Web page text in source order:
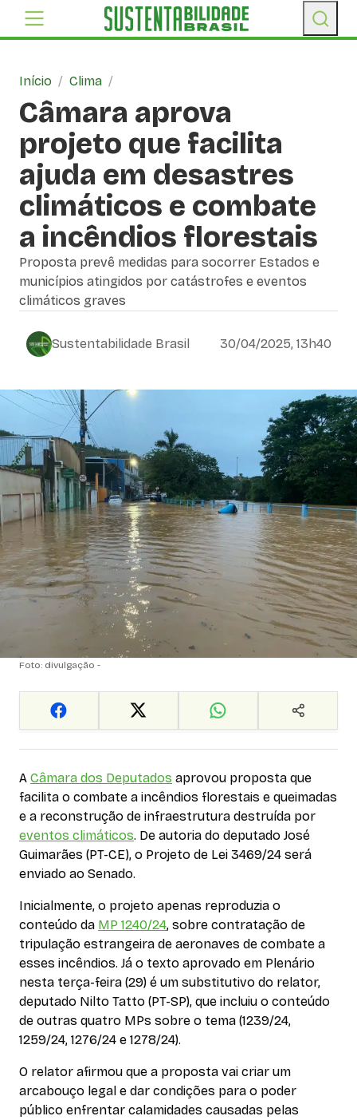
Início / Clima /
Câmara aprova
projeto que facilita
ajuda em desastres
climáticos e combate
a incêndios florestais
Proposta prevê medidas para socorrer Estados e
municípios atingidos por catástrofes e eventos
climáticos graves
Sustentabilidade Brasil 30/04/2025, 13h40
Foto: divulgação -
A Câmara dos Deputados aprovou proposta que
facilita o combate a incêndios florestais e queimadas
e a reconstrução de infraestrutura destruída por
eventos climáticos. De autoria do deputado José
Guimarães (PT-CE), o Projeto de Lei 3469/24 será
enviado ao Senado.
Inicialmente, o projeto apenas reproduzia o
conteúdo da MP 1240/24, sobre contratação de
tripulação estrangeira de aeronaves de combate a
esses incêndios. Já o texto aprovado em Plenário
nesta terça-feira (29) é um substitutivo do relator,
deputado Nilto Tatto (PT-SP), que incluiu o conteúdo
de outras quatro MPs sobre o tema (1239/24,
1259/24, 1276/24 e 1278/24).
O relator afirmou que a proposta vai criar um
arcabouço legal e dar condições para o poder
público enfrentar calamidades causadas pelas